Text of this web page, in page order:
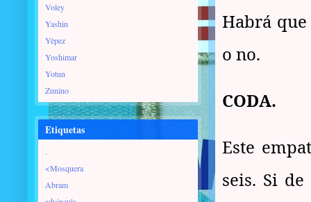
Habrá
o no.
CODA.
Este
seis. Si
Voley
Yashin
Yèpez
Yoshimar
Yotun
Zunino
Etiquetas
.
<Mosquera
Abram